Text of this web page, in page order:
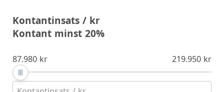
Kontantinsats / kr
Kontant minst 20%
87.980 kr 219.950 kr